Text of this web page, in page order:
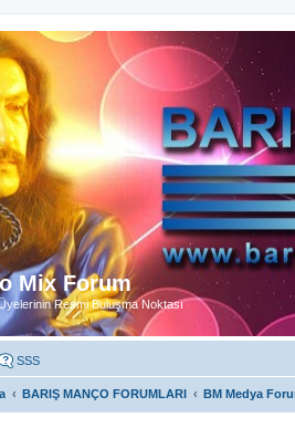
Mix Forum
Resmi Buluşma Noktası
SSS
BARIŞ MANÇO FORUMLARI BM Medya